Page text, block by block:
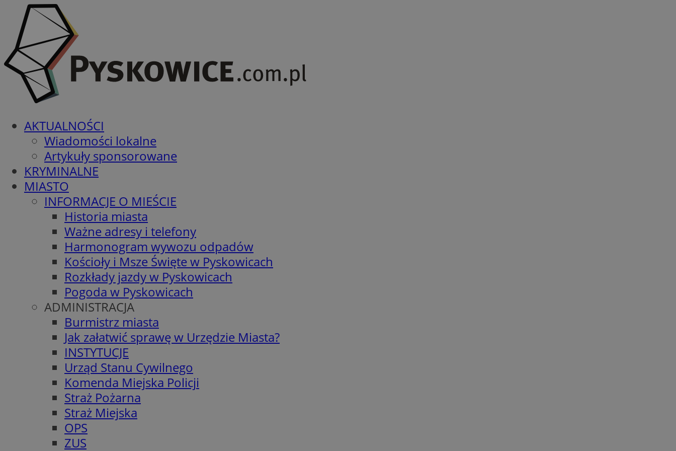
AKTUALNOŚCI
Wiadomości lokalne
Artykuły sponsorowane
KRYMINALNE
MIASTO
INFORMACJE O MIEŚCIE
Historia miasta
Ważne adresy i telefony
Harmonogram wywozu odpadów
Kościoły i Msze Święte w Pyskowicach
Rozkłady jazdy w Pyskowicach
Pogoda w Pyskowicach
ADMINISTRACJA
Burmistrz miasta
Jak załatwić sprawę w Urzędzie Miasta?
INSTYTUCJE
Urząd Stanu Cywilnego
Komenda Miejska Policji
Straż Pożarna
Straż Miejska
OPS
ZUS